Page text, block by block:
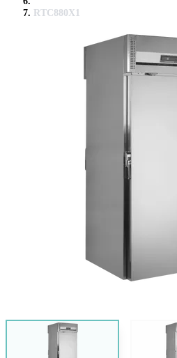
RTC880X1